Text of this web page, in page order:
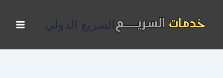
المحتوى
السريع الدولي